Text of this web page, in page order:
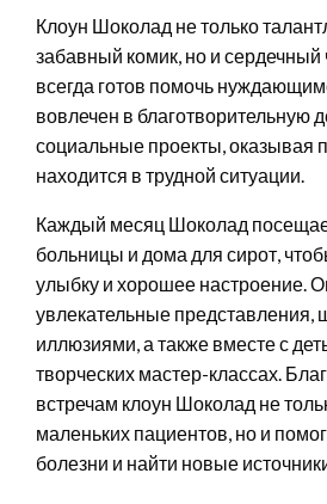
Клоун Шоколад не только
забавный комик, но и сердечный
всегда готов помочь
вовлечен в благотворительную
социальные проекты, оказывая
находится в трудной ситуации.
Каждый месяц Шоколад
больницы и дома для сирот,
улыбку и хорошее настроение.
увлекательные представления,
иллюзиями, а также вместе с
творческих мастер-классах.
встречам клоун Шоколад не
маленьких пациентов, но и
болезни и найти новые